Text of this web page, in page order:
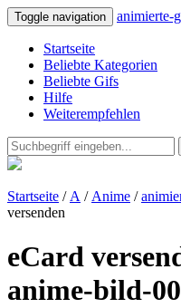
Toggle navigation animierte-
Startseite
Beliebte Kategorien
Beliebte Gifs
Hilfe
Weiterempfehlen
Startseite / A / Anime /
versenden
eCard
anime-bild-